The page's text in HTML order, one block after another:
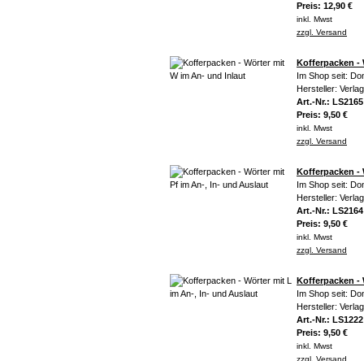
Preis: 12,90 €
inkl. Mwst
zzgl. Versand
Kofferpacken -
Im Shop seit:
Hersteller:
Art.-Nr.: LS2165
Preis: 9,50 €
inkl. Mwst
zzgl. Versand
Kofferpacken -
Im Shop seit:
Hersteller:
Art.-Nr.: LS2164
Preis: 9,50 €
inkl. Mwst
zzgl. Versand
Kofferpacken -
Im Shop seit:
Hersteller:
Art.-Nr.: LS1222
Preis: 9,50 €
inkl. Mwst